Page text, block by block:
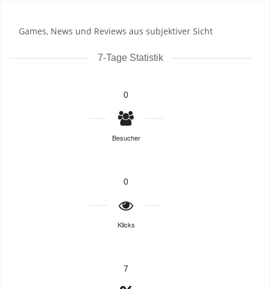
Games, News und Reviews aus subjektiver Sicht
7-Tage Statistik
0
Besucher
0
Klicks
7